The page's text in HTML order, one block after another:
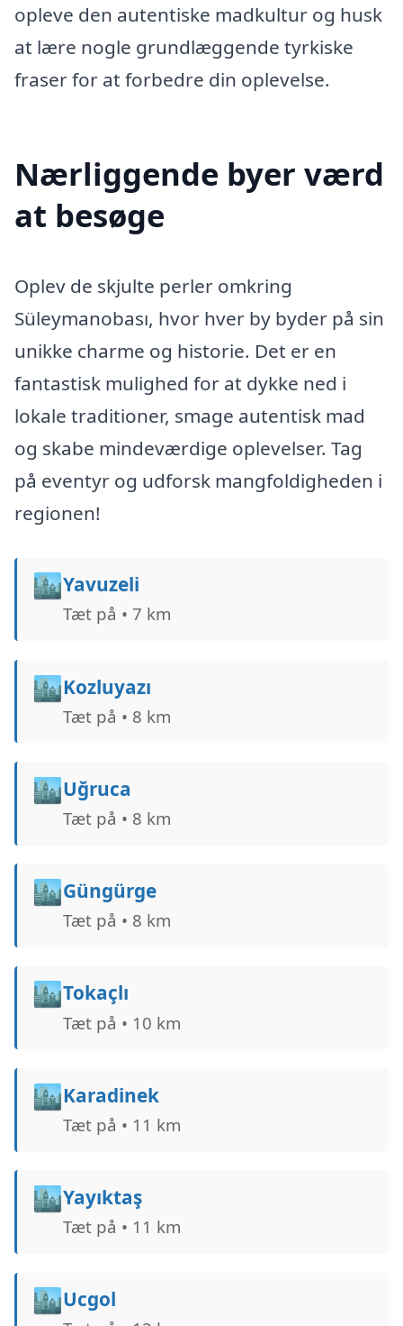
opleve den autentiske madkultur og husk
at lære nogle grundlæggende tyrkiske
fraser for at forbedre din oplevelse.
Nærliggende byer værd
at besøge
Oplev de skjulte perler omkring
Süleymanobası, hvor hver by byder på sin
unikke charme og historie. Det er en
fantastisk mulighed for at dykke ned i
lokale traditioner, smage autentisk mad
og skabe mindeværdige oplevelser. Tag
på eventyr og udforsk mangfoldigheden i
regionen!
🏙️Yavuzeli
Tæt på • 7 km
🏙️Kozluyazı
Tæt på • 8 km
🏙️Uğruca
Tæt på • 8 km
🏙️Güngürge
Tæt på • 8 km
🏙️Tokaçlı
Tæt på • 10 km
🏙️Karadinek
Tæt på • 11 km
🏙️Yayıktaş
Tæt på • 11 km
🏙️Ucgol